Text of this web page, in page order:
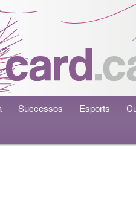
Successos Esports